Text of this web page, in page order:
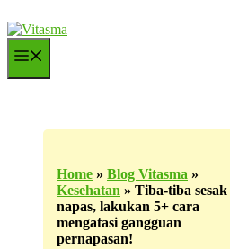
ke
Home » Blog Vitasma »
Kesehatan » Tiba-tiba sesak
napas, lakukan 5+ cara
mengatasi gangguan
pernapasan!